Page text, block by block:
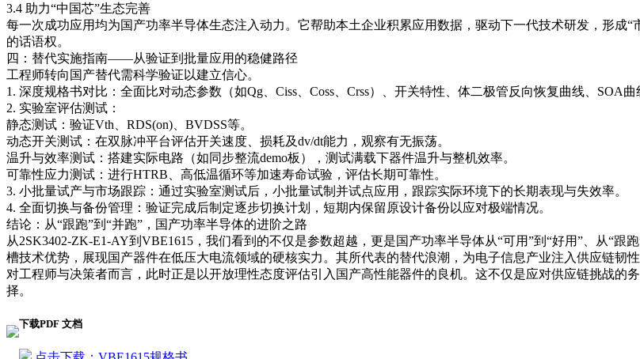
3.4 助力“中国芯”生态完善
每一次成功应用均为国产功率半导体生态注入动力。它帮助本土企业积累应用数据，驱动下一代技术研发，形成
的话语权。
四：替代实施指南——从验证到批量应用的稳健路径
工程师转向国产替代需科学验证以建立信心。
1. 深度规格书对比：全面比对动态参数（如Qg、Ciss、Coss、Crss）、开关特性、体二极管反向恢复曲线、SOA
2. 实验室评估测试：
静态测试：验证Vth、RDS(on)、BVDSS等。
动态开关测试：在双脉冲平台评估开关速度、损耗及dv/dt能力，观察有无振荡。
温升与效率测试：搭建实际电路（如同步整流demo板），测试满载下器件温升与整机效率。
可靠性应力测试：进行HTRB、高低温循环等加速寿命试验，评估长期可靠性。
3. 小批量试产与市场跟踪：通过实验室测试后，小批量试制并试点应用，跟踪实际环境下的长期表现与失效率。
4. 全面切换与备份管理：验证完成后制定逐步切换计划，短期内保留原设计备份以应对极端情况。
结论：从“跟跑”到“并跑”，国产功率半导体的进阶之路
从2SK3402-ZK-E1-AY到VBE1615，我们看到的不仅是参数超越，更是国产功率半导体从“可用”到“好用”、从“跟
槽技术优势，展现国产器件在低压大电流领域的硬核实力。其所代表的替代浪潮，为电子信息产业注入供应链韧
对工程师与决策者而言，此时正是以开放理性态度评估引入国产高性能器件的良机。这不仅是应对供应链挑战的
择。
下载PDF 文档